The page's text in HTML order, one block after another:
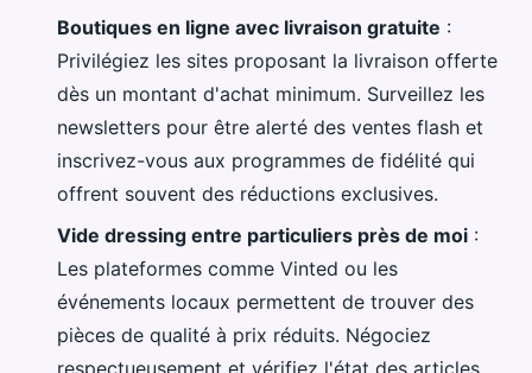
Boutiques en ligne avec livraison gratuite :
Privilégiez les sites proposant la livraison offerte
dès un montant d'achat minimum. Surveillez les
newsletters pour être alerté des ventes flash et
inscrivez-vous aux programmes de fidélité qui
offrent souvent des réductions exclusives.
Vide dressing entre particuliers près de moi :
Les plateformes comme Vinted ou les
événements locaux permettent de trouver des
pièces de qualité à prix réduits. Négociez
respectueusement et vérifiez l'état des articles